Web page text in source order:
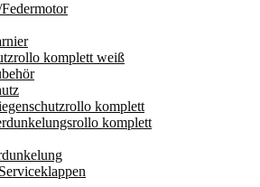
komplett weiß
komplett
komplett